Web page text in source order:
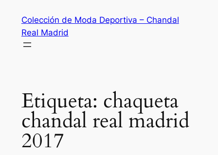
contenido
Colección de Moda Deportiva – Chandal
Real Madrid
Etiqueta: chaqueta
chandal real madrid
2017